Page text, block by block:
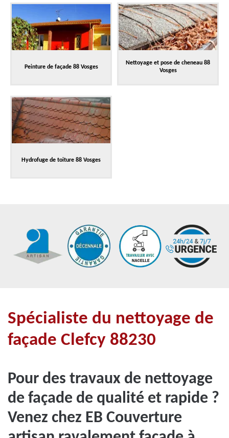
Peinture de façade 88 Vosges
Nettoyage et pose de cheneau 88
Vosges
Hydrofuge de toiture 88 Vosges
Spécialiste du nettoyage de
façade Clefcy 88230
Pour des travaux de nettoyage
de façade de qualité et rapide ?
Venez chez EB Couverture